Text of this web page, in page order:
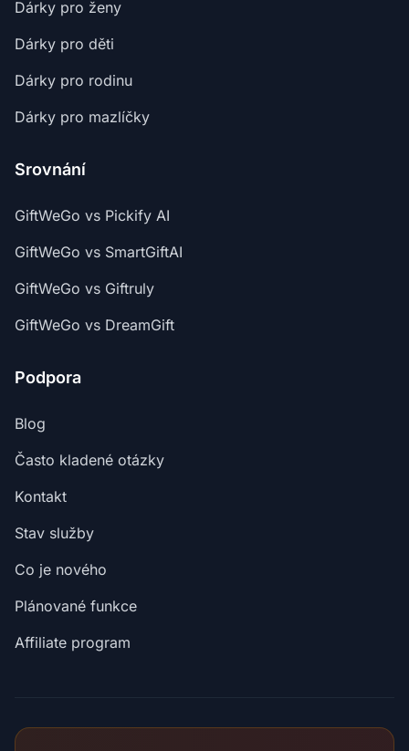
Dárky pro ženy
Dárky pro děti
Dárky pro rodinu
Dárky pro mazlíčky
Srovnání
GiftWeGo vs Pickify AI
GiftWeGo vs SmartGiftAI
GiftWeGo vs Giftruly
GiftWeGo vs DreamGift
Podpora
Blog
Často kladené otázky
Kontakt
Stav služby
Co je nového
Plánované funkce
Affiliate program